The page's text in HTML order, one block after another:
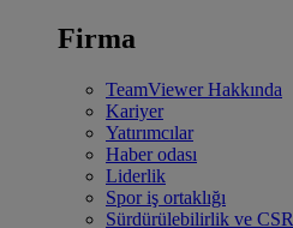
Firma
TeamViewer Hakkında
Kariyer
Yatırımcılar
Haber odası
Liderlik
Spor iş ortaklığı
Sürdürülebilirlik ve CSR